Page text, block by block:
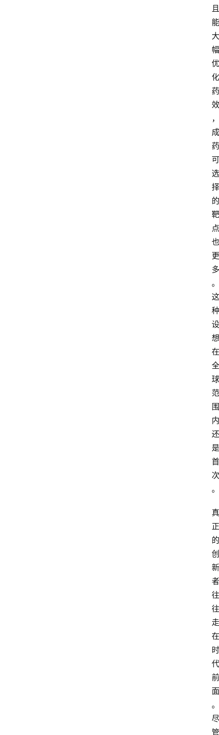
且
能
大
幅
优
化
药
效
，
成
药
可
选
择
的
靶
点
也
更
多
。
这
种
设
想
在
全
球
范
围
内
还
是
首
次
。
真
正
的
创
新
者
往
往
走
在
时
代
前
面
。
尽
管